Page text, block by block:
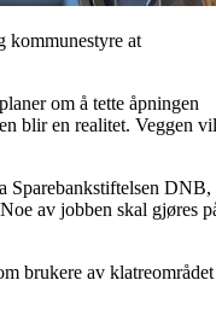
kommunestyre at
om å tette åpningen
blir en realitet. Veggen vil
Sparebankstiftelsen DNB,
av jobben skal gjøres
brukere av klatreområdet